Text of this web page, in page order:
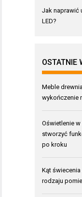
Jak naprawić
LED?
OSTATNIE
Meble
wykończenie
Oświetlenie
stworzyć
po kroku
Kąt
rodzaju